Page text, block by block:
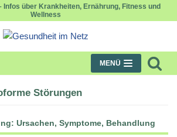
Infos über Krankheiten, Ernährung, Fitness und
Wellness
MENÜ
Störungen
Ursachen, Symptome, Behandlung